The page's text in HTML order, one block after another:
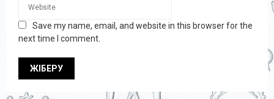
Save my name, email, and website in this browser for the
next time I comment.